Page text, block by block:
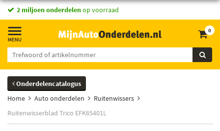
2 miljoen onderdelenop voorraad
0
Onderdelencatalogus
Home
Auto onderdelen
Ruitenwissers
Ruitenwisserblad Trico EFK65401L